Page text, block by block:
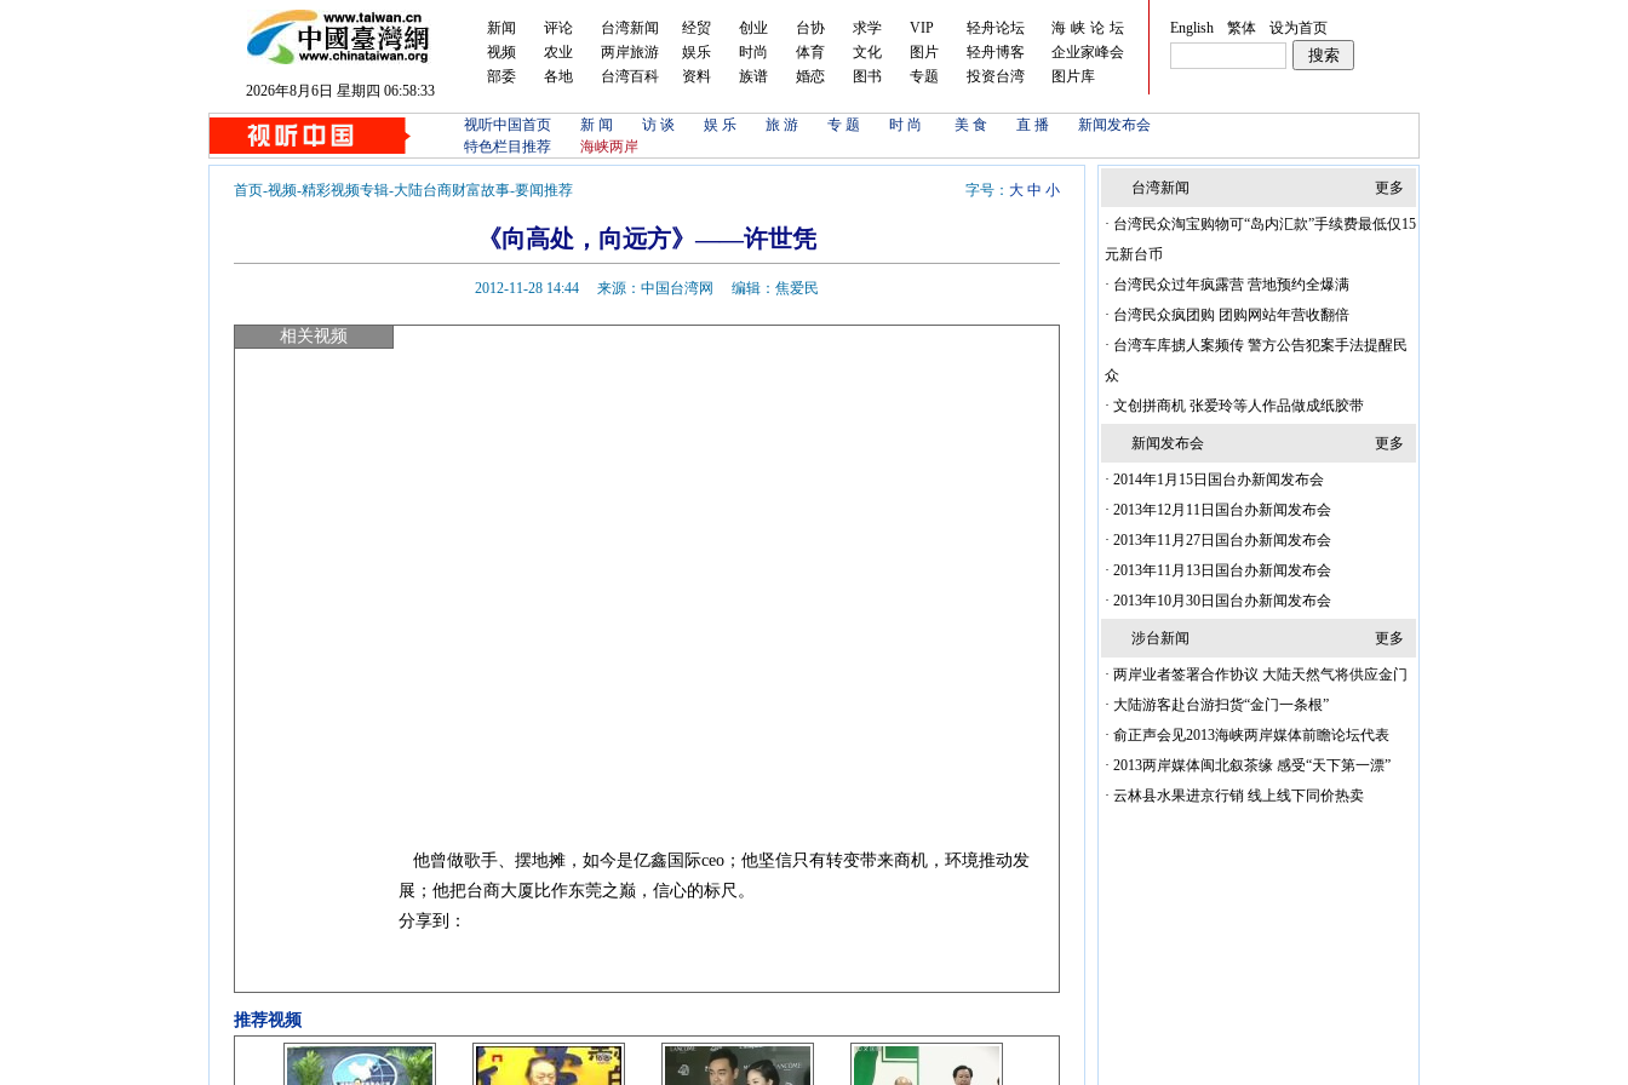
2026年8月6日 星期四 06:58:33
新闻
视频
部委
评论
农业
各地
台湾新闻
两岸旅游
台湾百科
经贸
娱乐
资料
创业
时尚
族谱
台协
体育
婚恋
求学
文化
图书
VIP
图片
专题
轻舟论坛
轻舟博客
投资台湾
海峡论坛
企业家峰会
图片库
English 繁体 设为首页
视听中国首页 新 闻 访 谈 娱 乐 旅 游 专 题 时 尚 美 食 直 播
新闻发布会
特色栏目推荐
海峡两岸
字号： 大 中 小
首页-视频-精彩视频专辑-大陆台商财富故事-要闻推荐
《向高处，向远方》——许世凭
2012-11-28 14:44 来源：中国台湾网 编辑：焦爱民
他曾做歌手、摆地摊，如今是亿鑫国际ceo；他坚信只有转变带来商机，环境推动发
展；他把台商大厦比作东莞之巅，信心的标尺。
分享到：
相关视频
推荐视频
更多
台湾新闻
· 台湾民众淘宝购物可“岛内汇款”手续费最低仅15
元新台币
· 台湾民众过年疯露营 营地预约全爆满
· 台湾民众疯团购 团购网站年营收翻倍
· 台湾车库掳人案频传 警方公告犯案手法提醒民
众
· 文创拼商机 张爱玲等人作品做成纸胶带
更多
新闻发布会
· 2014年1月15日国台办新闻发布会
· 2013年12月11日国台办新闻发布会
· 2013年11月27日国台办新闻发布会
· 2013年11月13日国台办新闻发布会
· 2013年10月30日国台办新闻发布会
更多
涉台新闻
· 两岸业者签署合作协议 大陆天然气将供应金门
· 大陆游客赴台游扫货“金门一条根”
· 俞正声会见2013海峡两岸媒体前瞻论坛代表
· 2013两岸媒体闽北叙茶缘 感受“天下第一漂”
· 云林县水果进京行销 线上线下同价热卖